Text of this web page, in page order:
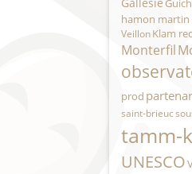
hamon
Veillon Klam
Monterfil
prod
saint-brieuc
tamm-
UNESCO